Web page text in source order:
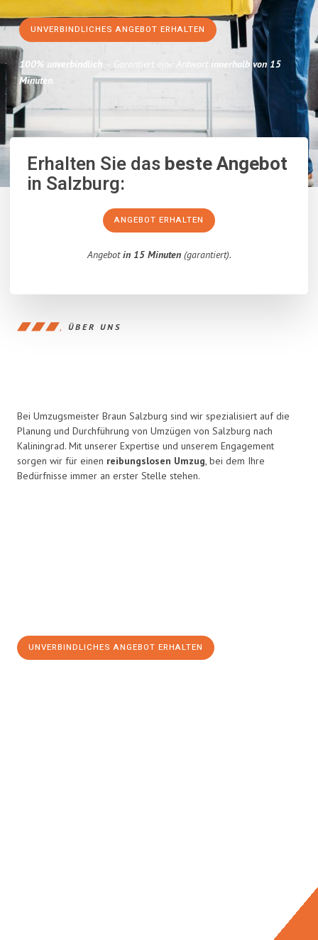
UNVERBINDLICHES ANGEBOT ERHALTEN
100% unverbindlich – Garantiert eine Antwort innerhalb von 15
Minuten.
Erhalten Sie dasbeste Angebot
in Salzburg:
ANGEBOT ERHALTEN
Angebotin 15 Minuten(garantiert).
ÜBER UNS
Bei Umzugsmeister Braun Salzburg sind wir spezialisiert auf die
Planung und Durchführung von Umzügen von Salzburg nach
Kaliningrad. Mit unserer Expertise und unserem Engagement
sorgen wir für einen reibungslosen Umzug, bei dem Ihre
Bedürfnisse immer an erster Stelle stehen.
UNVERBINDLICHES ANGEBOT ERHALTEN